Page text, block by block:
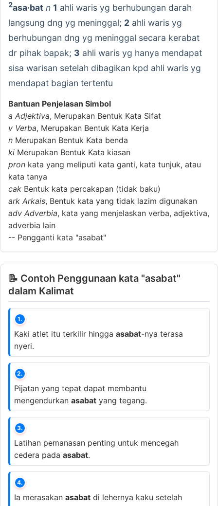
2asa·bat n 1 ahli waris yg berhubungan darah
langsung dng yg meninggal; 2 ahli waris yg
berhubungan dng yg meninggal secara kerabat
dr pihak bapak; 3 ahli waris yg hanya mendapat
sisa warisan setelah dibagikan kpd ahli waris yg
mendapat bagian tertentu
Bantuan Penjelasan Simbol
a Adjektiva, Merupakan Bentuk Kata Sifat
v Verba, Merupakan Bentuk Kata Kerja
n Merupakan Bentuk Kata benda
ki Merupakan Bentuk Kata kiasan
pron kata yang meliputi kata ganti, kata tunjuk, atau
kata tanya
cak Bentuk kata percakapan (tidak baku)
ark Arkais, Bentuk kata yang tidak lazim digunakan
adv Adverbia, kata yang menjelaskan verba, adjektiva,
adverbia lain
-- Pengganti kata "asabat"
📝 Contoh Penggunaan kata "asabat"
dalam Kalimat
1.
Kaki atlet itu terkilir hingga asabat-nya terasa
nyeri.
2.
Pijatan yang tepat dapat membantu
mengendurkan asabat yang tegang.
3.
Latihan pemanasan penting untuk mencegah
cedera pada asabat.
4.
Ia merasakan asabat di lehernya kaku setelah